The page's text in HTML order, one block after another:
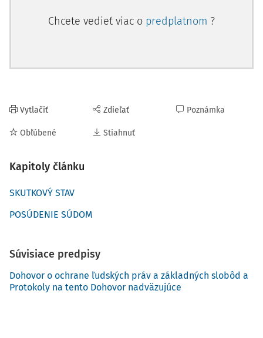
Chcete vedieť viac o predplatnom ?
Vytlačiť
Obľúbené
Zdieľať
Stiahnuť
Poznámka
Kapitoly článku
SKUTKOVÝ STAV
POSÚDENIE SÚDOM
Súvisiace predpisy
Dohovor o ochrane ľudských práv a základných slobôd a
Protokoly na tento Dohovor nadväzujúce